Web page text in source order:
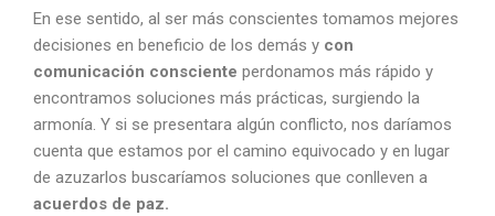
En ese sentido, al ser más conscientes tomamos mejores
decisiones en beneficio de los demás y con
comunicación consciente perdonamos más rápido y
encontramos soluciones más prácticas, surgiendo la
armonía. Y si se presentara algún conflicto, nos daríamos
cuenta que estamos por el camino equivocado y en lugar
de azuzarlos buscaríamos soluciones que conlleven a
acuerdos de paz.